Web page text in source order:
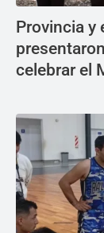
Provincia y
celebrar el